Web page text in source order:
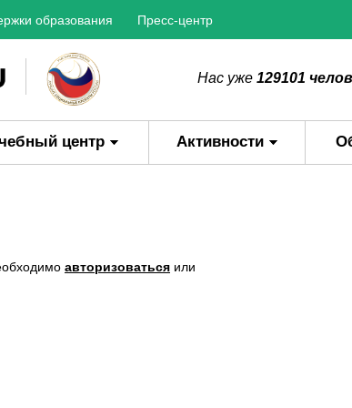
образования Пресс-центр
Нас уже 129101
центр Активности
авторизоваться или